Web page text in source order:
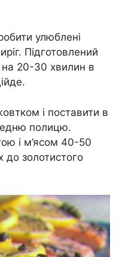
улюблені
Підготовлений
на 20-30 хвилин в
і поставити в
полицю.
і м’ясом 40-50
до золотистого